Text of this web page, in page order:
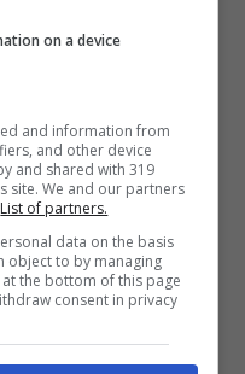
sul w
ricordare un
al padre ovvero il
criticata per
di usare delle
nonostante lei
ha precisato
spesso usato
on a device
and information from
and other device
and shared with 319
site. We and our partners
List of partners.
data on the basis
object to by managing
the bottom of this page
consent in privacy